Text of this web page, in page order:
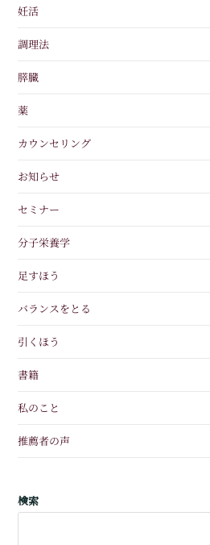
妊活
調理法
膵臓
薬
カウンセリング
お知らせ
セミナー
分子栄養学
足すほう
バランスをとる
引くほう
書籍
私のこと
推薦者の声
検索